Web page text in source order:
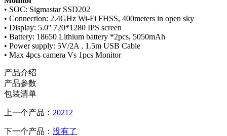
• SOC: Sigmastar SSD202
• Connection: 2.4GHz Wi-Fi FHSS, 400meters in open sky
• Display: 5.0'' 720*1280 IPS screen
• Battery: 18650 Lithium battery *2pcs, 5050mAh
• Power supply: 5V/2A , 1.5m USB Cable
• Max 4pcs camera Vs 1pcs Monitor
产品介绍
产品参数
包装清单
上一个产品： 20212
下一个产品： 没有了